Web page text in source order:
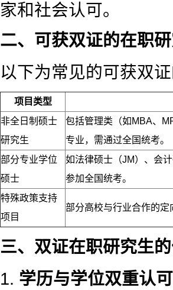
家和社会认可。
二、可获双证的在职
以下为常见的可获双
项目类型
非全日制硕士
研究生
包括管理类（如MBA、
专业，需通过全国统考。
部分专业学位
硕士
如法律硕士（JM）、会
参加全国统考。
特殊政策支持
项目
部分高校与行业合作的
三、双证在职研究生
1. 学历与学位双重认可